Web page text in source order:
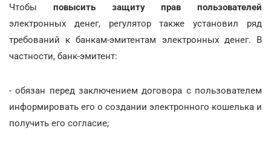
Чтобы повысить защиту прав пользователей
электронных денег, регулятор также установил ряд
требований к банкам-эмитентам электронных денег. В
частности, банк-эмитент:
- обязан перед заключением договора с пользователем
информировать его о создании электронного кошелька и
получить его согласие;